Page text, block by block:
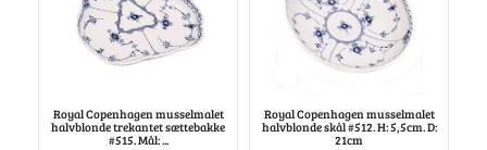
Royal Copenhagen musselmalet
halvblonde trekantet sættebakke
#515. Mål: ...
Royal Copenhagen musselmalet
halvblonde skål #512. H: 5,5cm. D:
21cm